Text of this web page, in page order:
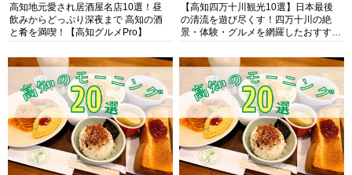
高知地元愛され居酒屋名店10選！昼
飲みからどっぷり深夜まで 高知の酒
と肴を満喫！【高知グルメPro】
【高知四万十川観光10選】日本最後
の清流を遊び尽くす！四万十川の絶
景・体験・グルメを網羅したおすすめ